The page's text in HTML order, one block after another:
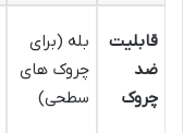
قابلیت
ضد
چروک
بله (برای
چروک های
سطحی)